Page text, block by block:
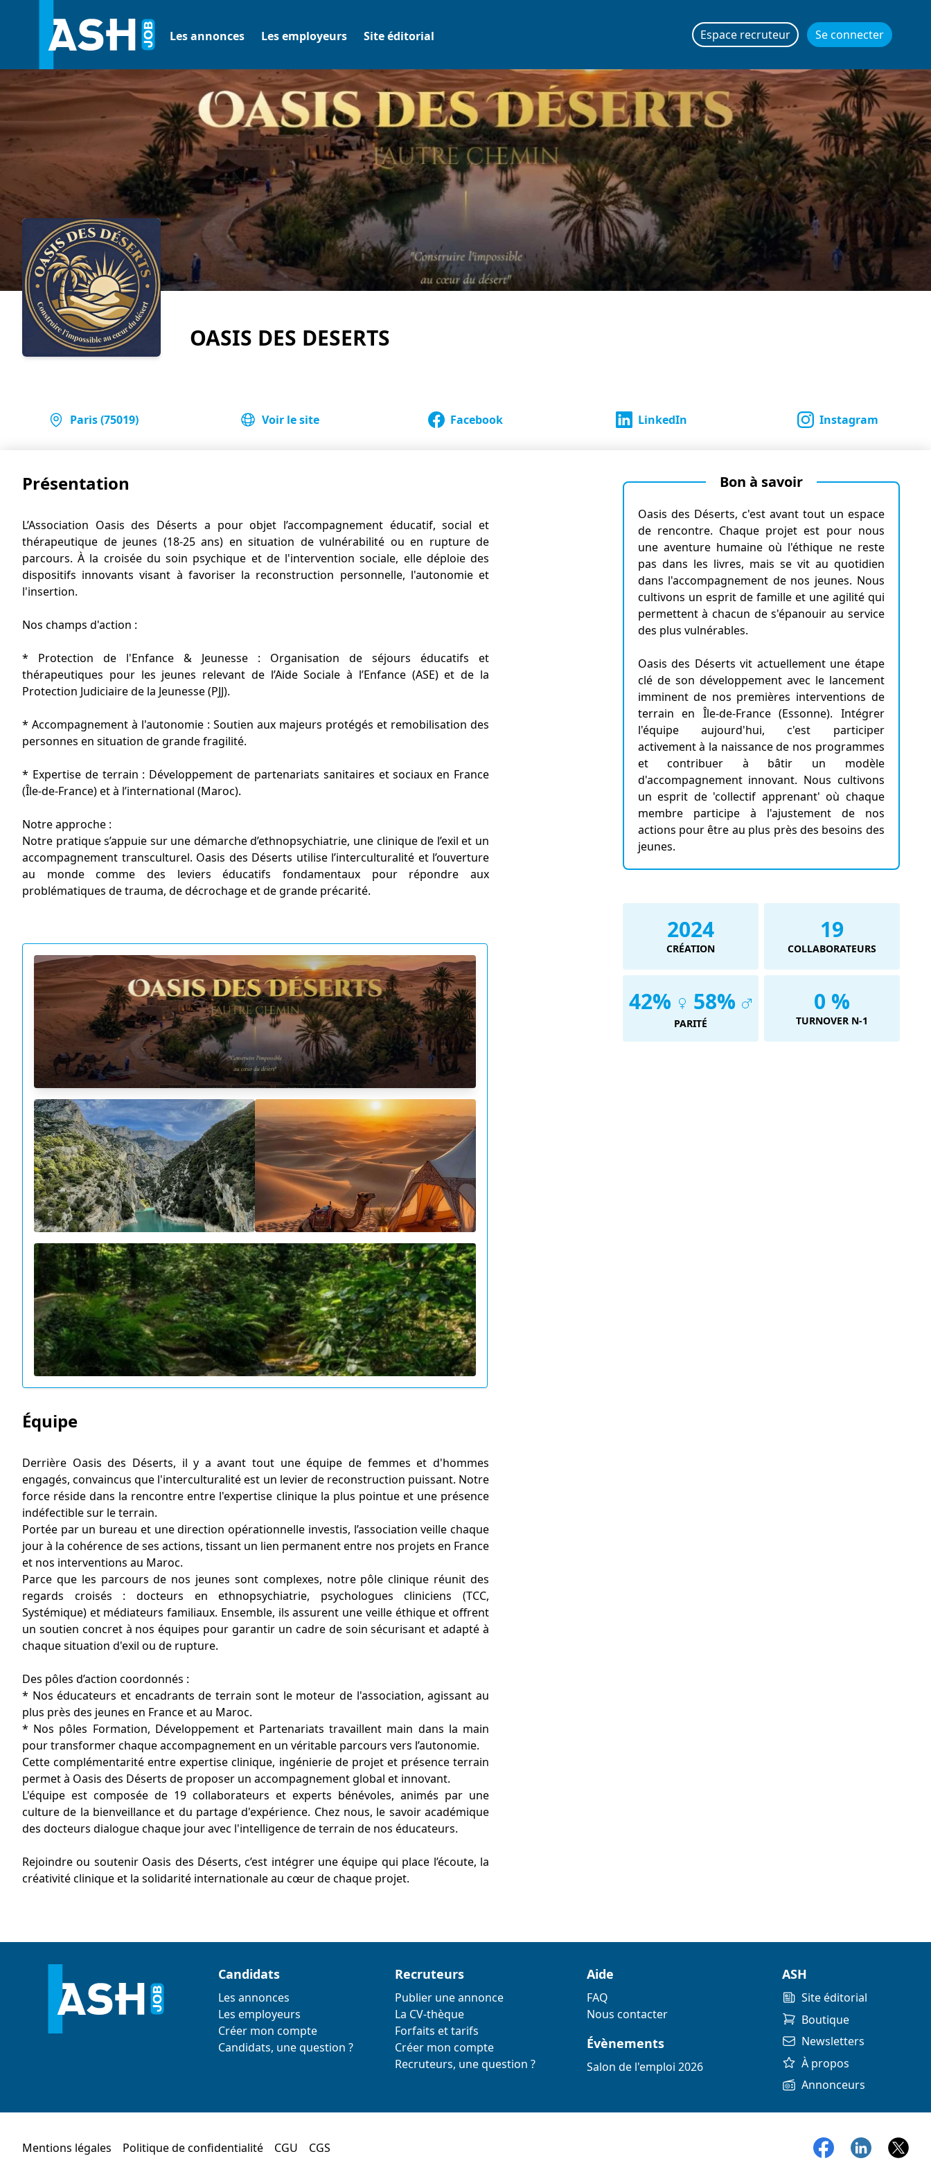
Les annonces Les employeurs Site éditorial Espace recruteur Se connecter
OASIS DES DESERTS
Paris (75019) Voir le site Facebook LinkedIn Instagram
Présentation
L’Association Oasis des Déserts a pour objet l’accompagnement éducatif, social et
thérapeutique de jeunes (18-25 ans) en situation de vulnérabilité ou en rupture de
parcours. À la croisée du soin psychique et de l'intervention sociale, elle déploie des
dispositifs innovants visant à favoriser la reconstruction personnelle, l'autonomie et
l'insertion.
Nos champs d'action :
* Protection de l'Enfance & Jeunesse : Organisation de séjours éducatifs et
thérapeutiques pour les jeunes relevant de l’Aide Sociale à l’Enfance (ASE) et de la
Protection Judiciaire de la Jeunesse (PJJ).
* Accompagnement à l'autonomie : Soutien aux majeurs protégés et remobilisation des
personnes en situation de grande fragilité.
* Expertise de terrain : Développement de partenariats sanitaires et sociaux en France
(Île-de-France) et à l’international (Maroc).
Notre approche :
Notre pratique s’appuie sur une démarche d’ethnopsychiatrie, une clinique de l’exil et un
accompagnement transculturel. Oasis des Déserts utilise l’interculturalité et l’ouverture
au monde comme des leviers éducatifs fondamentaux pour répondre aux
problématiques de trauma, de décrochage et de grande précarité.
Équipe
Derrière Oasis des Déserts, il y a avant tout une équipe de femmes et d'hommes
engagés, convaincus que l'interculturalité est un levier de reconstruction puissant. Notre
force réside dans la rencontre entre l'expertise clinique la plus pointue et une présence
indéfectible sur le terrain.
Portée par un bureau et une direction opérationnelle investis, l’association veille chaque
jour à la cohérence de ses actions, tissant un lien permanent entre nos projets en France
et nos interventions au Maroc.
Parce que les parcours de nos jeunes sont complexes, notre pôle clinique réunit des
regards croisés : docteurs en ethnopsychiatrie, psychologues cliniciens (TCC,
Systémique) et médiateurs familiaux. Ensemble, ils assurent une veille éthique et offrent
un soutien concret à nos équipes pour garantir un cadre de soin sécurisant et adapté à
chaque situation d'exil ou de rupture.
Des pôles d’action coordonnés :
* Nos éducateurs et encadrants de terrain sont le moteur de l'association, agissant au
plus près des jeunes en France et au Maroc.
* Nos pôles Formation, Développement et Partenariats travaillent main dans la main
pour transformer chaque accompagnement en un véritable parcours vers l’autonomie.
Cette complémentarité entre expertise clinique, ingénierie de projet et présence terrain
permet à Oasis des Déserts de proposer un accompagnement global et innovant.
L'équipe est composée de 19 collaborateurs et experts bénévoles, animés par une
culture de la bienveillance et du partage d'expérience. Chez nous, le savoir académique
des docteurs dialogue chaque jour avec l'intelligence de terrain de nos éducateurs.
Rejoindre ou soutenir Oasis des Déserts, c’est intégrer une équipe qui place l’écoute, la
créativité clinique et la solidarité internationale au cœur de chaque projet.
Bon à savoir
Oasis des Déserts, c'est avant tout un espace
de rencontre. Chaque projet est pour nous
une aventure humaine où l'éthique ne reste
pas dans les livres, mais se vit au quotidien
dans l'accompagnement de nos jeunes. Nous
cultivons un esprit de famille et une agilité qui
permettent à chacun de s'épanouir au service
des plus vulnérables.
Oasis des Déserts vit actuellement une étape
clé de son développement avec le lancement
imminent de nos premières interventions de
terrain en Île-de-France (Essonne). Intégrer
l'équipe aujourd'hui, c'est participer
activement à la naissance de nos programmes
et contribuer à bâtir un modèle
d'accompagnement innovant. Nous cultivons
un esprit de 'collectif apprenant' où chaque
membre participe à l'ajustement de nos
actions pour être au plus près des besoins des
jeunes.
2024
CRÉATION
19
COLLABORATEURS
42% 58%
PARITÉ
0 %
TURNOVER N-1
Candidats
Les annonces
Les employeurs
Créer mon compte
Candidats, une question ?
Recruteurs
Publier une annonce
La CV-thèque
Forfaits et tarifs
Créer mon compte
Recruteurs, une question ?
Aide
FAQ
Nous contacter
Évènements
Salon de l'emploi 2026
ASH
Site éditorial
Boutique
Newsletters
À propos
Annonceurs
Mentions légales Politique de confidentialité CGU CGS